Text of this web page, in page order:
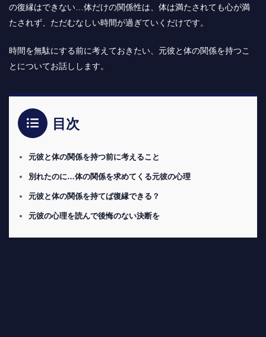
の復縁はできない…体だけの関係性は、体は満たされても心が満
たされず、ただむなしい時間が過ぎていくだけです。
時間を無駄にする前に考えておきたい、元彼と体の関係を持つこ
とについてお話しします。
目次
元彼と体の関係を持つ前に考えること
別れたのに…体の関係を求めてくる元彼の心理
元彼と体の関係を持てば復縁できる？
元彼の心理を読んで後悔のない決断を